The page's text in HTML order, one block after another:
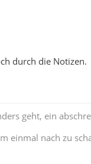
durch die Notizen.
geht, ein
einmal nach zu